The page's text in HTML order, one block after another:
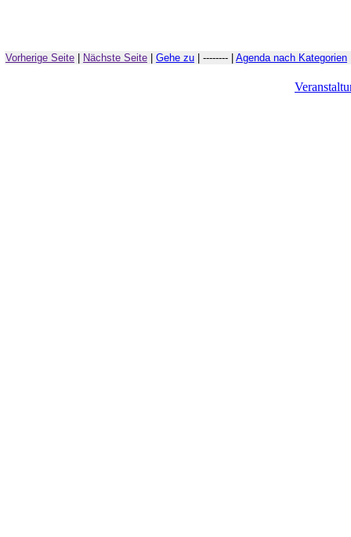
Vorherige Seite Nächste Seite Gehe zu | -------- | Agenda nach Kategorien